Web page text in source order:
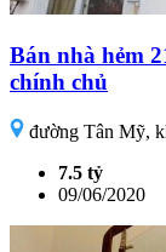
Bán nhà hẻm
chính chủ
đường Tân Mỹ,
7.5 tỷ
09/06/2020